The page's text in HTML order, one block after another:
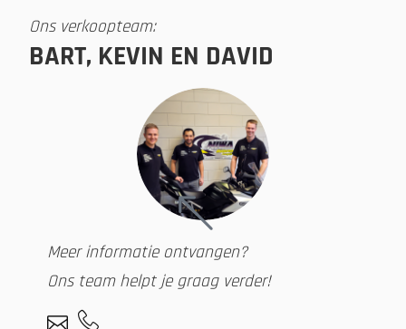
Ons verkoopteam:
BART, KEVIN EN DAVID
Meer informatie ontvangen?
Ons team helpt je graag verder!